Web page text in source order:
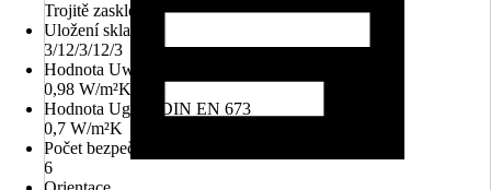
Trojitě zasklené
Uložení skla
3/12/3/12/3
Hodnota Uw dle DIN EN 10077
0,98 W/m²K
Hodnota Ug dle DIN EN 673
0,7 W/m²K
Počet bezpečnostních kotevních plechů
6